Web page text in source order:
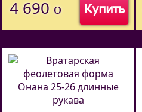
Купить
4 690 o